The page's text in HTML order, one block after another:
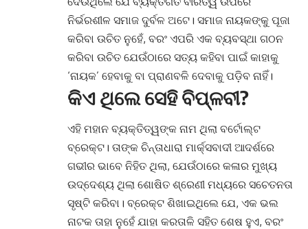
ନିର୍ଭରଶୀଳ ସମାଜ ଦୁର୍ବଳ ଅଟେ। ସମାଜ ନାୟକଙ୍କୁ ପୂଜା
କରିବା ଉଚିତ ନୁହେଁ, ବରଂ ଏପରି ଏକ ବ୍ୟବସ୍ଥା ଗଠନ
କରିବା ଉଚିତ ଯେଉଁଠାରେ ସତ୍ୟ କହିବା ପାଇଁ କାହାକୁ
‘ନାୟକ’ ହେବାକୁ ବା ପ୍ରାଣବଳି ଦେବାକୁ ପଡ଼ିବ ନାହିଁ।
କିଏ ଥିଲେ ସେହି ବିପ୍ଳବୀ?
ଏହି ମହାନ ବ୍ୟକ୍ତିତ୍ୱଙ୍କ ନାମ ଥିଲା ବର୍ଟୋଲ୍ଟ
ବ୍ରେକ୍ଟ। ତାଙ୍କ ଚିନ୍ତାଧାରା ମାର୍କ୍ସବାଦୀ ଆଦର୍ଶରେ
ଗଭୀର ଭାବେ ନିହିତ ଥିଲା, ଯେଉଁଠାରେ କଳାର ମୁଖ୍ୟ
ଉଦ୍ଦେଶ୍ୟ ଥିଲା ଶୋଷିତ ଶ୍ରେଣୀ ମଧ୍ୟରେ ସଚେତନତା
ସୃଷ୍ଟି କରିବା। ବ୍ରେକ୍ଟ ଶିଖାଇଥିଲେ ଯେ, ଏକ ଭଲ
ନାଟକ ତାହା ନୁହେଁ ଯାହା କରତାଳି ସହିତ ଶେଷ ହୁଏ, ବରଂ